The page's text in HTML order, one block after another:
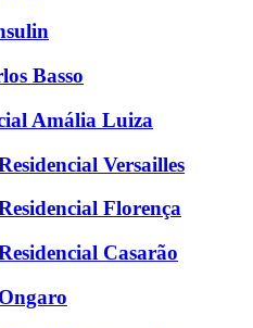
Basso
Amália Luiza
Versailles
Florença
Casarão